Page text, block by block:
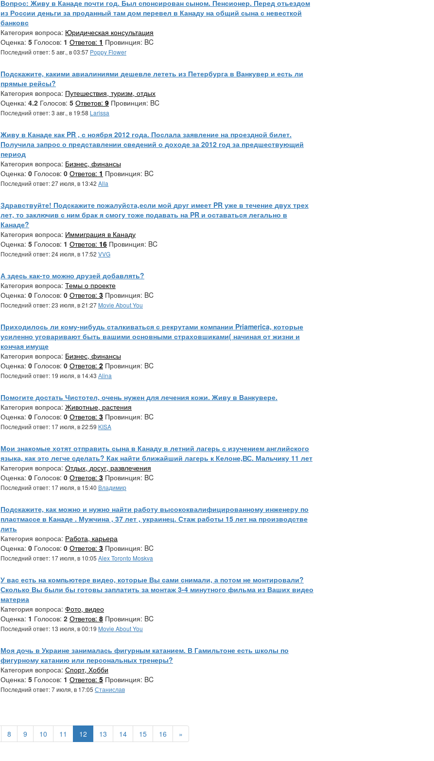
Вопрос: Живу в Канаде почти год. Был спонсирован сыном. Пенсионер. Перед отьездом
из России деньги за проданный там дом перевел в Канаду на общий сына с невесткой
банковс
Категория вопроса: Юридическая консультация
Оценка: 5 Голосов: 1 Ответов: 1 Провинция: BC
Последний ответ: 5 авг., в 03:57 Poppy Flower
Подскажите, какими авиалиниями дешевле лететь из Петербурга в Ванкувер и есть ли
прямые рейсы?
Категория вопроса: Путешествия, туризм, отдых
Оценка: 4.2 Голосов: 5 Ответов: 9 Провинция: BC
Последний ответ: 3 авг., в 19:58 Larissa
Живу в Канаде как PR , с ноября 2012 года. Послала заявление на проездной билет.
Получила запрос о представлении сведений о доходе за 2012 год за предшествующий
период
Категория вопроса: Бизнес, финансы
Оценка: 0 Голосов: 0 Ответов: 1 Провинция: BC
Последний ответ: 27 июля, в 13:42 Alla
Здравствуйте! Подскажите пожалуйста,если мой друг имеет PR уже в течение двух трех
лет, то заключив с ним брак я смогу тоже подавать на PR и оставаться легально в
Канаде?
Категория вопроса: Иммиграция в Канаду
Оценка: 5 Голосов: 1 Ответов: 16 Провинция: BC
Последний ответ: 24 июля, в 17:52 VVG
А здесь как-то можно друзей добавлять?
Категория вопроса: Темы о проекте
Оценка: 0 Голосов: 0 Ответов: 3 Провинция: BC
Последний ответ: 23 июля, в 21:27 Movie About You
Приходилось ли кому-нибудь сталкиваться с рекрутами компании Priamerica, которые
усиленно уговаривают быть вашими основными страховшиками( начиная от жизни и
кончая имуще
Категория вопроса: Бизнес, финансы
Оценка: 0 Голосов: 0 Ответов: 2 Провинция: BC
Последний ответ: 19 июля, в 14:43 Аlina
Помогите достать Чистотел, очень нужен для лечения кожи. Живу в Ванкувере.
Категория вопроса: Животные, растения
Оценка: 0 Голосов: 0 Ответов: 3 Провинция: BC
Последний ответ: 17 июля, в 22:59 KISA
Мои знакомые хотят отправить сына в Канаду в летний лагерь с изучением английского
языка, как это легче сделать? Как найти ближайший лагерь к Келоне,ВС. Мальчику 11 лет
Категория вопроса: Отдых, досуг, развлечения
Оценка: 0 Голосов: 0 Ответов: 3 Провинция: BC
Последний ответ: 17 июля, в 15:40 Владимир
Подскажите, как можно и нужно найти работу высококвалифицированному инженеру по
пластмассе в Канаде . Мужчина , 37 лет , украинец. Стаж работы 15 лет на производстве
лить
Категория вопроса: Работа, карьера
Оценка: 0 Голосов: 0 Ответов: 3 Провинция: BC
Последний ответ: 17 июля, в 10:05 Alex Toronto Moskva
У вас есть на компьютере видео, которые Вы сами снимали, а потом не монтировали?
Сколько Вы были бы готовы заплатить за монтаж 3-4 минутного фильма из Ваших видео
материа
Категория вопроса: Фото, видео
Оценка: 1 Голосов: 2 Ответов: 8 Провинция: BC
Последний ответ: 13 июля, в 00:19 Movie About You
Моя дочь в Украине занималась фигурным катанием. В Гамильтоне есть школы по
фигурному катанию или персональных тренеры?
Категория вопроса: Спорт, Хобби
Оценка: 5 Голосов: 1 Ответов: 5 Провинция: BC
Последний ответ: 7 июля, в 17:05 Станислав
8 9 10 11 12 13 14 15 16 »